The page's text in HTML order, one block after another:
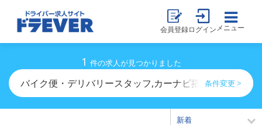
会員登録ログイン メニュー
1 件の求人が見つかりました
バイク便・デリバリースタッフ,カーナビ搭載のドライバ
条件変更 >